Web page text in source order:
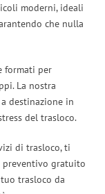
moderni, ideali
che nulla
formati per
La nostra
destinazione in
del trasloco.
di trasloco, ti
preventivo gratuito
trasloco da